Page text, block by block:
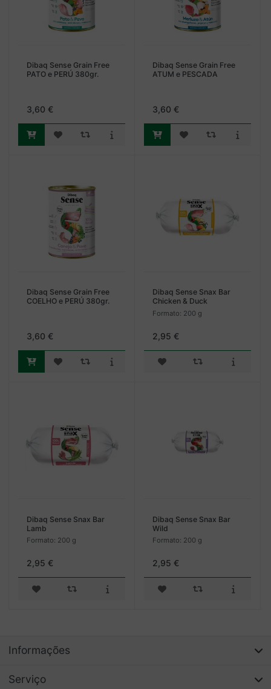
Dibaq Sense Grain Free
PATO e PERÚ 380gr.
3,60 €
Dibaq Sense Grain Free
ATUM e PESCADA
3,60 €
Dibaq Sense Grain Free
COELHO e PERÚ 380gr.
3,60 €
Dibaq Sense Snax Bar
Chicken & Duck
Formato: 200 g
2,95 €
Dibaq Sense Snax Bar
Lamb
Formato: 200 g
2,95 €
Dibaq Sense Snax Bar
Wild
Formato: 200 g
2,95 €
Informações
Serviço